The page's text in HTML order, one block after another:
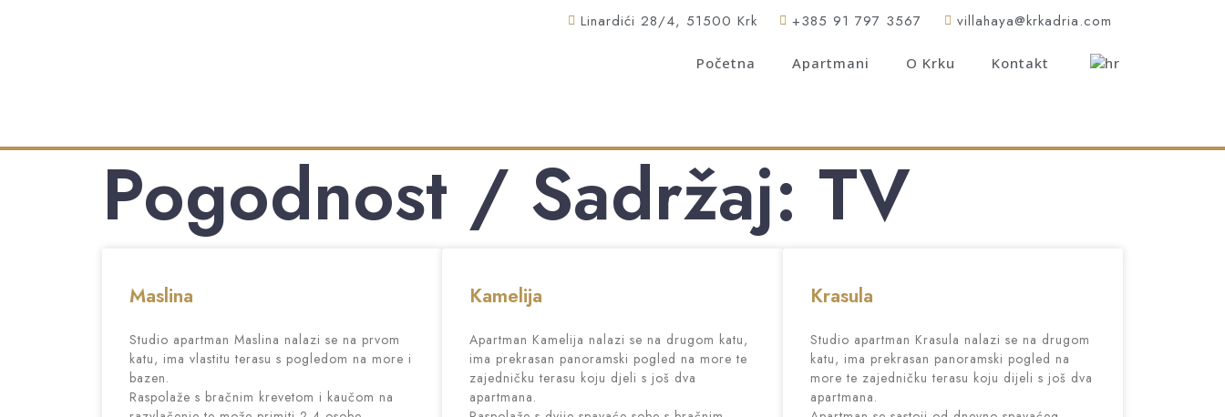
Linardići 28/4, 51500 Krk +385 91 797 3567 villahaya@krkadria.com
Početna Apartmani O Krku Kontakt
Pogodnost / Sadržaj: TV
Maslina
Studio apartman Maslina nalazi se na prvom
katu, ima vlastitu terasu s pogledom na more i
bazen.
Raspolaže s bračnim krevetom i kaučom na
Kamelija
Apartman Kamelija nalazi se na drugom katu,
ima prekrasan panoramski pogled na more te
zajedničku terasu koju djeli s još dva
apartmana.
Krasula
Studio apartman Krasula nalazi se na drugom
katu, ima prekrasan panoramski pogled na
more te zajedničku terasu koju dijeli s još dva
apartmana.